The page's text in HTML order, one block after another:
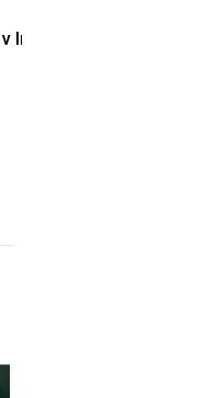
Improvizácii